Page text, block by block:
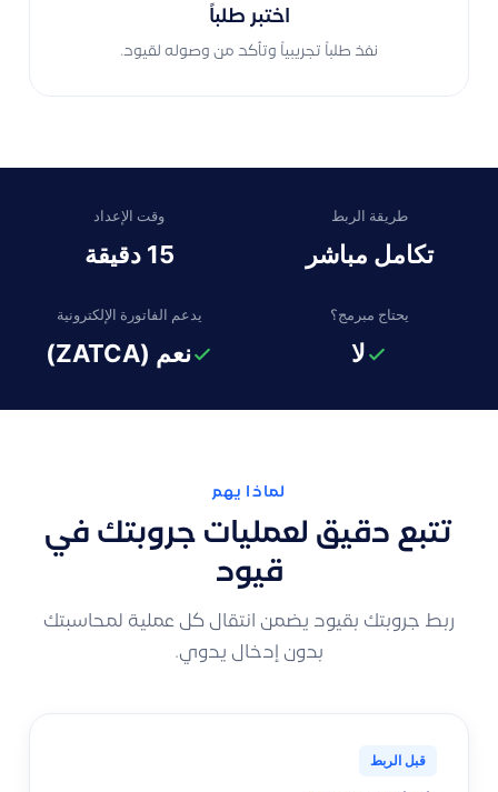
اختبر طلباً
نفذ طلباً تجريبياً وتأكد من وصوله لقيود.
طريقة الربط
تكامل مباشر
وقت الإعداد
15 دقيقة
يحتاج مبرمج؟
لا
يدعم الفاتورة الإلكترونية
نعم (ZATCA)
لماذا يهم
تتبع دقيق لعمليات جروبتك في
قيود
ربط جروبتك بقيود يضمن انتقال كل عملية لمحاسبتك
بدون إدخال يدوي.
قبل الربط